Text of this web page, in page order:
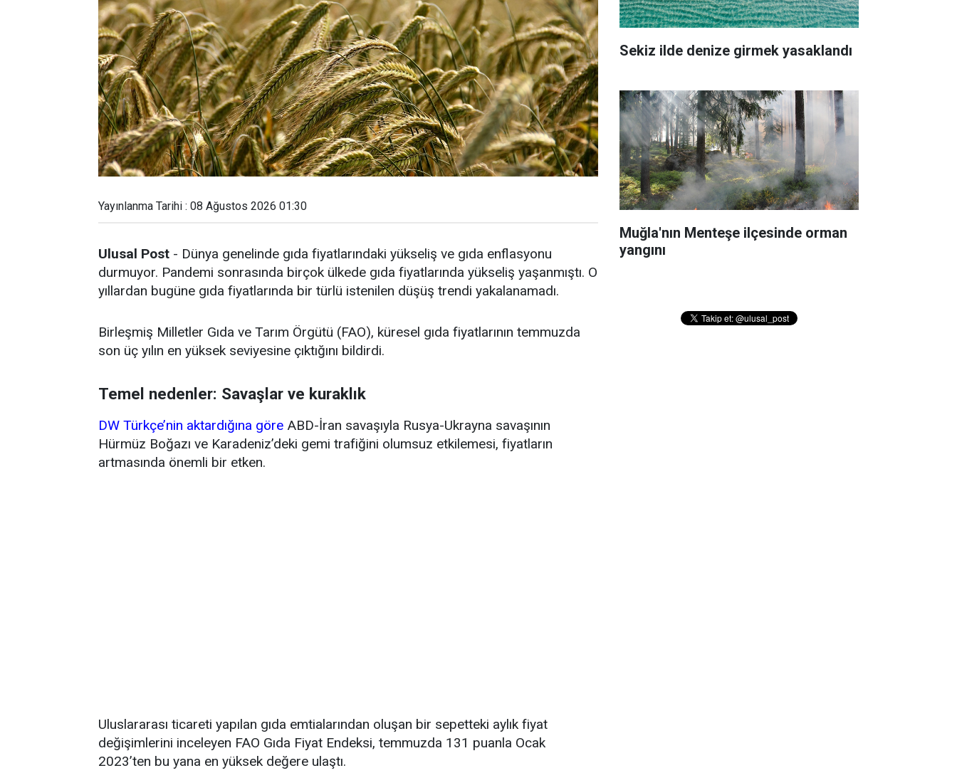
Yayınlanma Tarihi : 08 Ağustos 2026 01:30
Ulusal Post - Dünya genelinde gıda fiyatlarındaki yükseliş ve gıda enflasyonu
durmuyor. Pandemi sonrasında birçok ülkede gıda fiyatlarında yükseliş yaşanmıştı. O
yıllardan bugüne gıda fiyatlarında bir türlü istenilen düşüş trendi yakalanamadı.
Birleşmiş Milletler Gıda ve Tarım Örgütü (FAO), küresel gıda fiyatlarının temmuzda
son üç yılın en yüksek seviyesine çıktığını bildirdi.
Temel nedenler: Savaşlar ve kuraklık
DW Türkçe’nin aktardığına göre ABD-İran savaşıyla Rusya-Ukrayna savaşının
Hürmüz Boğazı ve Karadeniz’deki gemi trafiğini olumsuz etkilemesi, fiyatların
artmasında önemli bir etken.
Uluslararası ticareti yapılan gıda emtialarından oluşan bir sepetteki aylık fiyat
değişimlerini inceleyen FAO Gıda Fiyat Endeksi, temmuzda 131 puanla Ocak
2023’ten bu yana en yüksek değere ulaştı.
Sekiz ilde denize girmek yasaklandı
Muğla'nın Menteşe ilçesinde orman
yangını